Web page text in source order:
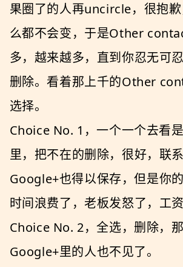
果圈了的人再uncircle，很抱
么都不会变，于是Other
多，越来越多，直到你忍无可
删除。看着那上千的Other
选择。
Choice No. 1，一个一个去看
里，把不在的删除，很好，联系
Google+也得以保存，但是你的
时间浪费了，老板发怒了，工资
Choice No. 2，全选，删除，那
Google+里的人也不见了。